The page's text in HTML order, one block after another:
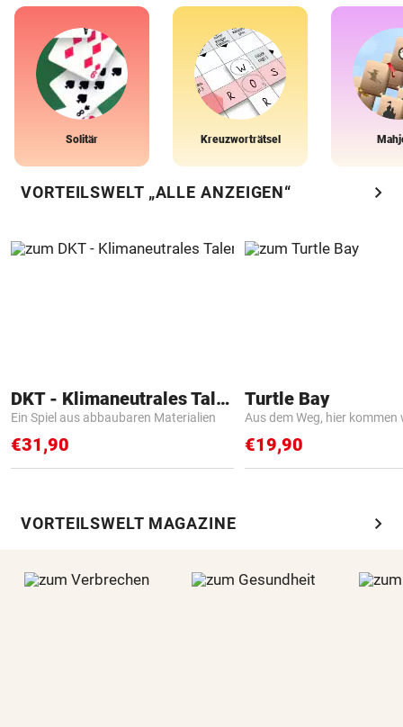
Solitär Kreuzworträtsel
VORTEILSWELT „ALLE ANZEIGEN“ chevron_right
DKT - Klimaneutrales Talent
Ein Spiel aus abbaubaren Materialien
€31,90
Turtle Bay
Aus dem Weg, hier kommen
€19,90
VORTEILSWELT MAGAZINE chevron_right